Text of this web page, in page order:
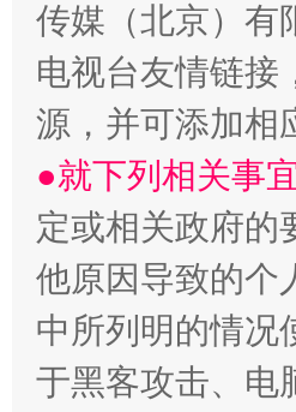
受贿1.44亿！段成刚被判
传媒（北京）有
电视台友情链接
源，并可添加相
●就下列相关事
定或相关政府的
他原因导致的个
中所列明的情况
于黑客攻击、电